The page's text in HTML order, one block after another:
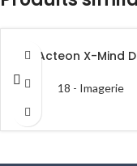
Acteon X-Mind
18 - Imagerie